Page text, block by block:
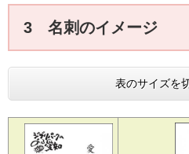
3 名刺のイメージ
表のサイズを